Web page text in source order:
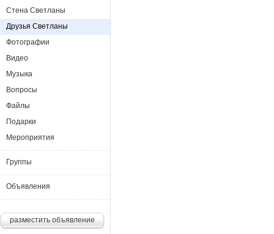
Стена Светланы
Друзья Светланы
Фотографии
Видео
Музыка
Вопросы
Файлы
Подарки
Мероприятия
Группы
Объявления
разместить объявление